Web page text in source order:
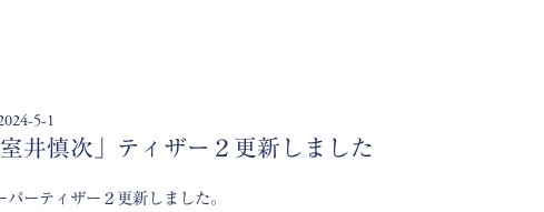
5-1
室井慎次」ティザー２更新しました
パーティザー２更新しました。